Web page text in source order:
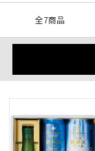
全7商品